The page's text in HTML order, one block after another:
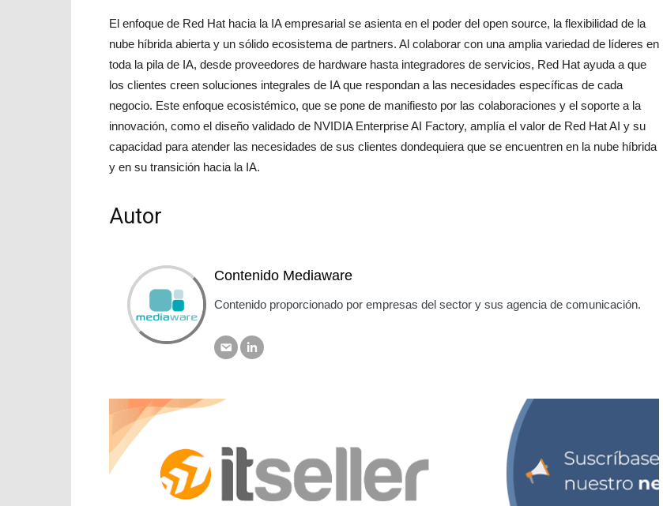
El enfoque de Red Hat hacia la IA empresarial se asienta en el poder del open source, la flexibilidad de la
nube híbrida abierta y un sólido ecosistema de partners. Al colaborar con una amplia variedad de líderes en
toda la pila de IA, desde proveedores de hardware hasta integradores de servicios, Red Hat ayuda a que
los clientes creen soluciones integrales de IA que respondan a las necesidades específicas de cada
negocio. Este enfoque ecosistémico, que se pone de manifiesto por las colaboraciones y el soporte a la
innovación, como el diseño validado de NVIDIA Enterprise AI Factory, amplía el valor de Red Hat AI y su
capacidad para atender las necesidades de sus clientes dondequiera que se encuentren en la nube híbrida
y en su transición hacia la IA.
Autor
Contenido Mediaware
Contenido proporcionado por empresas del sector y sus agencia de comunicación.